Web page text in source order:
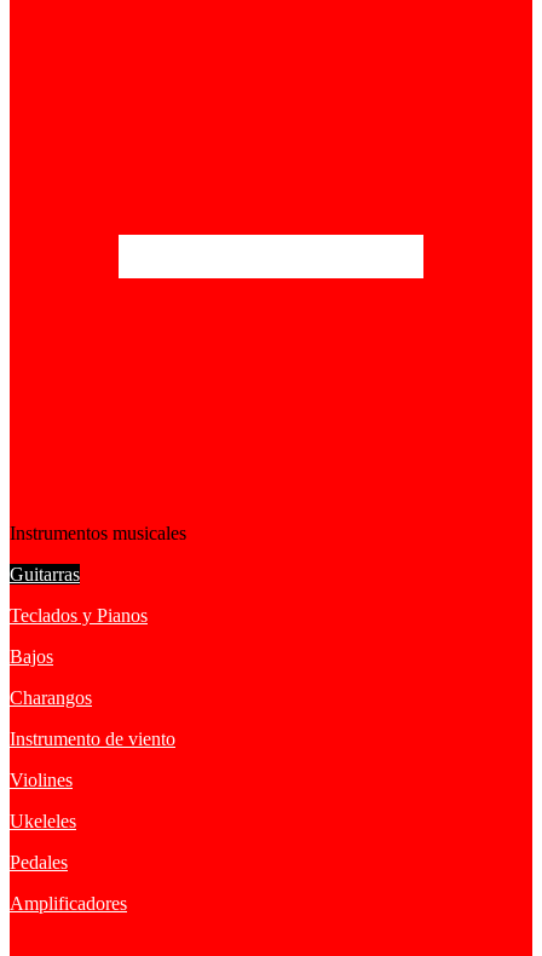
Instrumentos musicales
Guitarras
Teclados y Pianos
Bajos
Charangos
Instrumento de viento
Violines
Ukeleles
Pedales
Amplificadores